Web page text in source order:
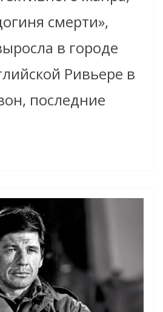
смерти»,
в городе
Ривьере в
последние